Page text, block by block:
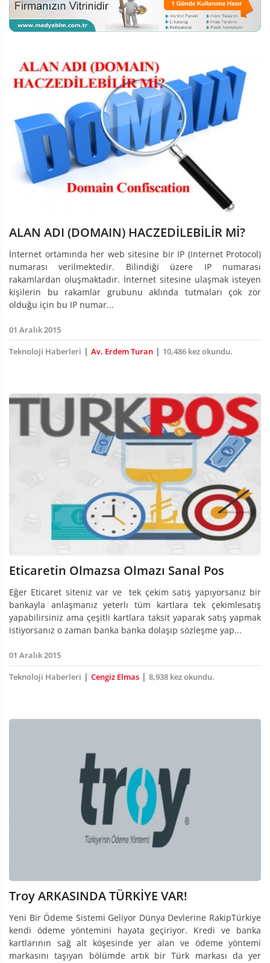
ALAN ADI (DOMAIN) HACZEDİLEBİLİR Mİ?
İnternet ortamında her web sitesine bir IP (Internet Protocol)
numarası verilmektedir. Bilindiği üzere IP numarası
rakamlardan oluşmaktadır. İnternet sitesine ulaşmak isteyen
kişilerin bu rakamlar grubunu aklında tutmaları çok zor
olduğu için bu IP numar...
01 Aralık 2015
Teknoloji Haberleri | Av. Erdem Turan | 10,486 kez okundu.
Eticaretin Olmazsa Olmazı Sanal Pos
Eğer Eticaret siteniz var ve tek çekim satış yapıyorsanız bir
bankayla anlaşmanız yeterlı tüm kartlara tek çekimlesatış
yapabilirsiniz ama çeşitli kartlara taksit yaparak satış yapmak
istiyorsanız o zaman banka banka dolaşıp sözleşme yap...
01 Aralık 2015
Teknoloji Haberleri | Cengiz Elmas | 8,938 kez okundu.
Troy ARKASINDA TÜRKİYE VAR!
Yeni Bir Ödeme Sistemi Geliyor Dünya Devlerine RakipTürkiye
kendi ödeme yöntemini hayata geçiriyor. Kredi ve banka
kartlarının sağ alt köşesinde yer alan ve ödeme yöntemi
markasını taşıyan bölümde artık bir Türk markası da yer